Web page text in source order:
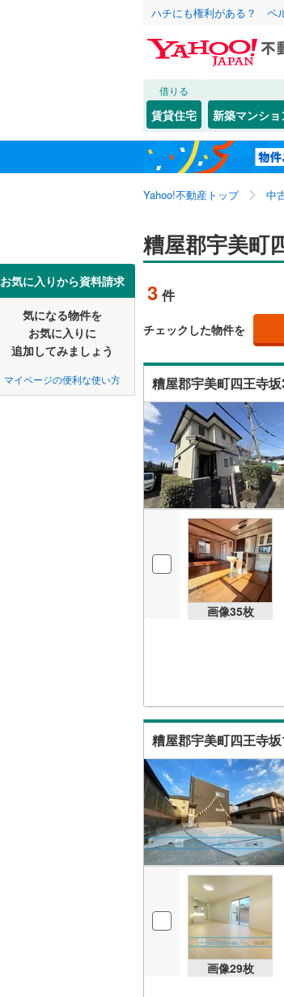
ハチにも権利がある？ ペ
借りる
賃貸住宅 新築マンショ
Yahoo!不動産トップ 中
お気に入りから資料請求
気になる物件を
お気に入りに
追加してみましょう
マイページの便利な使い方
糟屋郡宇美町
3 件
チェックした物件を
糟屋郡宇美町四王寺
画像35枚
糟屋郡宇美町四王寺
画像29枚
北海道
東北
関東
信越・北陸
近畿
中国
四国
九州・沖縄
該当物件0件
北九州市
福岡市
福岡県のそのほ
かの地域
該当物件0件
該当物件0件
JR
地下鉄
私鉄・その他
該当物件0件
該当物件0件
こだわり条件
該当物件0件